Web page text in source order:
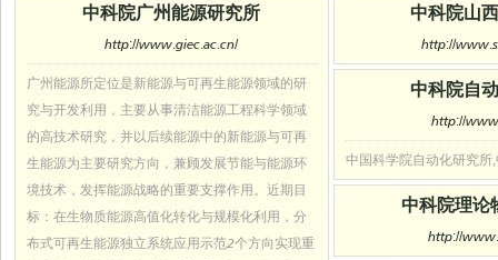
中科院广州能源研究所
http://www.giec.ac.cn/
广州能源所定位是新能源与可再生能源领域的研
究与开发利用，主要从事清洁能源工程科学领域
的高技术研究，并以后续能源中的新能源与可再
生能源为主要研究方向，兼顾发展节能与能源环
境技术，发挥能源战略的重要支撑作用。近期目
标：在生物质能源高值化转化与规模化利用，分
布式可再生能源独立系统应用示范2个方向实现重
中科院山
http://
中科院自
http://
中国科学院自动化研究所
中科院理论
http://